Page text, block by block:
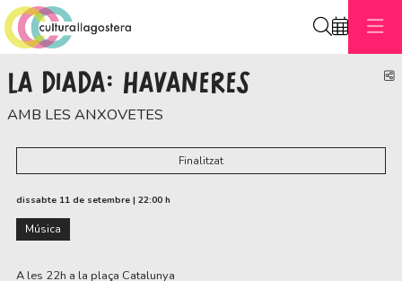
LA DIADA: HAVANERES
AMB LES ANXOVETES
Finalitzat
dissabte 11 de setembre | 22:00 h
Música
A les 22h a la plaça Catalunya